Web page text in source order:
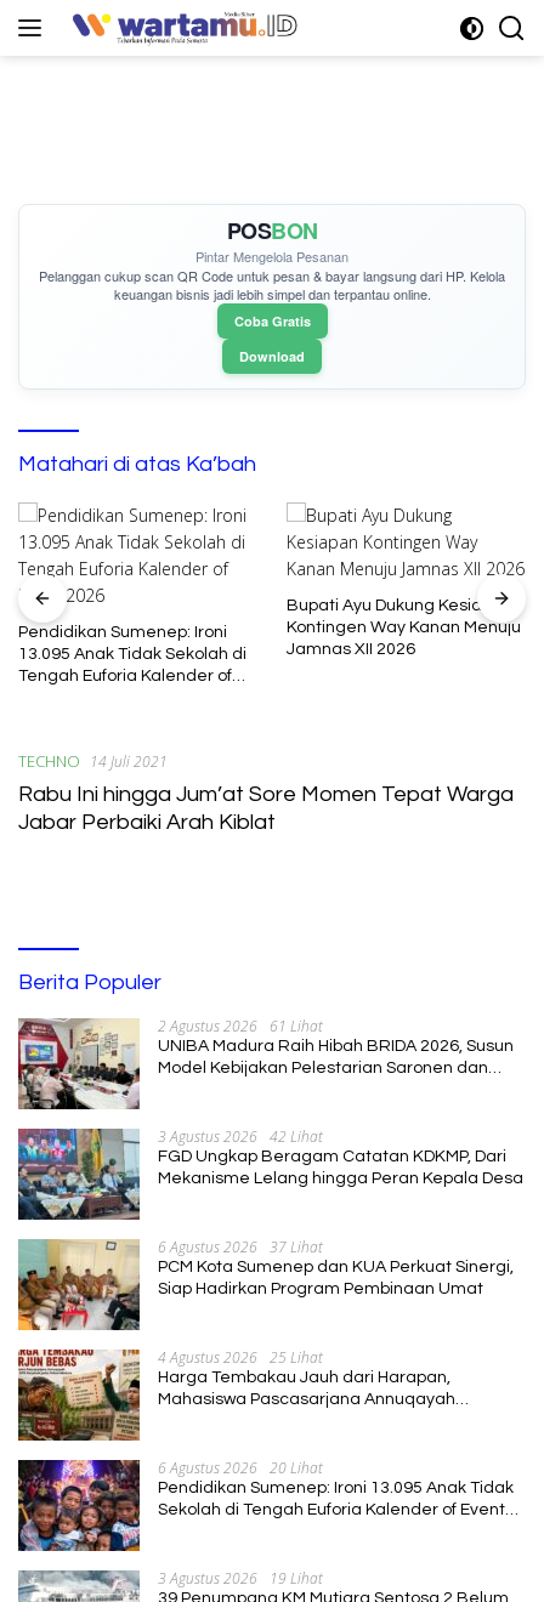
POSBON
Pintar Mengelola Pesanan
Pelanggan cukupscan QR Codeuntuk pesan & bayar langsung dari HP. Kelola
keuangan bisnis jadi lebih simpel dan terpantau online.
Coba Gratis
Download
Matahari di atas Ka’bah
Pendidikan Sumenep: Ironi
13.095 Anak Tidak Sekolah di
Tengah Euforia Kalender of
Bupati Ayu Dukung Kesiapan
Kontingen Way Kanan Menuju
Jamnas XII 2026
TECHNO 14 Juli 2021
Rabu Ini hingga Jum’at Sore Momen Tepat Warga
Jabar Perbaiki Arah Kiblat
Berita Populer
2 Agustus 2026 61 Lihat
UNIBA Madura Raih Hibah BRIDA 2026, Susun
Model Kebijakan Pelestarian Saronen dan
3 Agustus 2026 42 Lihat
FGD Ungkap Beragam Catatan KDKMP, Dari
Mekanisme Lelang hingga Peran Kepala Desa
6 Agustus 2026 37 Lihat
PCM Kota Sumenep dan KUA Perkuat Sinergi,
Siap Hadirkan Program Pembinaan Umat
4 Agustus 2026 25 Lihat
Harga Tembakau Jauh dari Harapan,
Mahasiswa Pascasarjana Annuqayah
6 Agustus 2026 20 Lihat
Pendidikan Sumenep: Ironi 13.095 Anak Tidak
Sekolah di Tengah Euforia Kalender of Event
3 Agustus 2026 19 Lihat
39 Penumpang KM Mutiara Sentosa 2 Belum